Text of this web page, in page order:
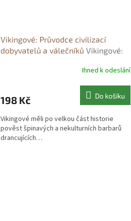
Vikingové: Průvodce civilizací
dobyvatelů a válečníků Vikingové:
válečníků - Angus KonstamIhned k odeslání
198 Kč Do košíku
Vikingové měli po velkou část historie
pověst špinavých a nekulturních barbarů
drancujících…